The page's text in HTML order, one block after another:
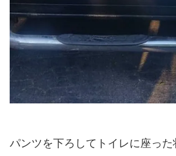
パンツを下ろしてトイレに座った